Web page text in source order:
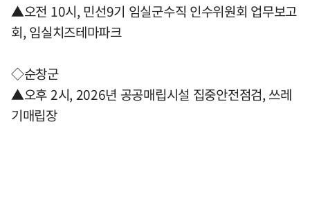
▲오전 10시, 민선9기 임실군수직 인수위원회 업무보고
회, 임실치즈테마파크
◇순창군
▲오후 2시, 2026년 공공매립시설 집중안전점검, 쓰레
기매립장